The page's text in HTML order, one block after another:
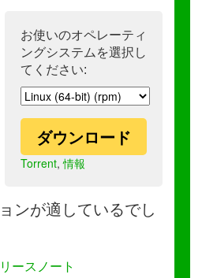
お使いのオペレーティ
ングシステムを選択し
てください:
ダウンロード
Torrent,情報
ンが適しているでし
ースノート